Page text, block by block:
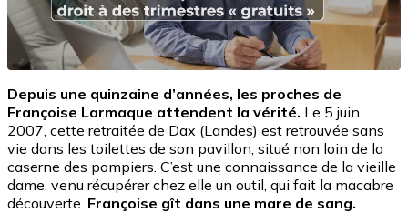
Depuis une quinzaine d’années, les proches de
Françoise Larmaque attendent la vérité. Le 5 juin
2007, cette retraitée de Dax (Landes) est retrouvée sans
vie dans les toilettes de son pavillon, situé non loin de la
caserne des pompiers. C’est une connaissance de la vieille
dame, venu récupérer chez elle un outil, qui fait la macabre
découverte. Françoise gît dans une mare de sang.